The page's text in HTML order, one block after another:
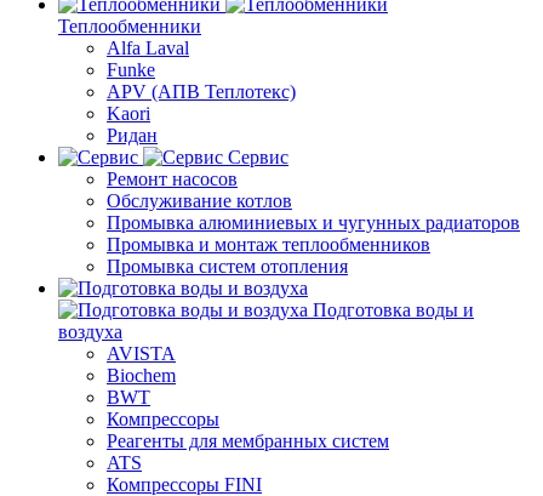
Теплообменники
Alfa Laval
Funke
APV (АПВ Теплотекс)
Kaori
Ридан
Сервис
Ремонт насосов
Обслуживание котлов
Промывка алюминиевых и чугунных радиаторов
Промывка и монтаж теплообменников
Промывка систем отопления
Подготовка воды и
воздуха
AVISTA
Biochem
BWT
Компрессоры
Реагенты для мембранных систем
ATS
Компрессоры FINI